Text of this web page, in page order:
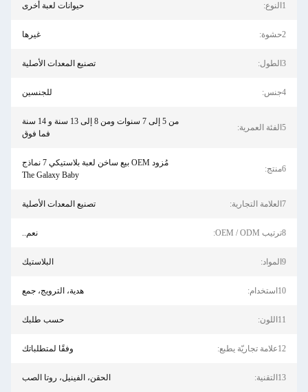
1النوع: حيوانات لعبة أخرى
2حشوة: غيرها
3الطول: تصنيع المعدات الأصلية
4جنس: للجنسين
5الفئة العمرية:
من 5 إلى 7 سنوات ومن 8 إلى 13 سنة و 14 سنة
فما فوق
6منتج:
مُزود OEM بيع ساخن لعبة بلاستيكي 7 نماذج
The Galaxy Baby
7العلامة التجارية: تصنيع المعدات الأصلية
8ترتيب OEM / ODM: نعم..
9المواد: البلاستيك
10استخدام: هدية، الترويج، جمع
11اللون: حسب طلبك
12علامة تجاريّة يطبع: وفقًا لمتطلباتك
13التقنية: الحقن، الفينيل، روتا الصب